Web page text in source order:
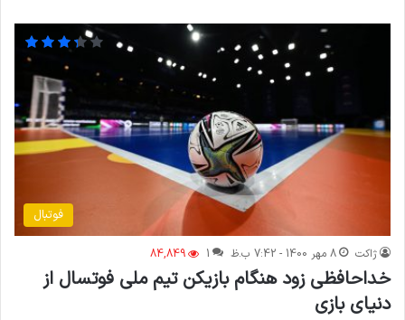
فوتبال
ژاکت 8 مهر 1400 - 7:42 ب.ظ 1
84,849
خداحافظی زود هنگام بازیکن تیم ملی فوتسال از
دنیای بازی